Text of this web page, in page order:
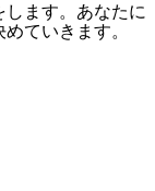
ます。あなたに
ていきます。